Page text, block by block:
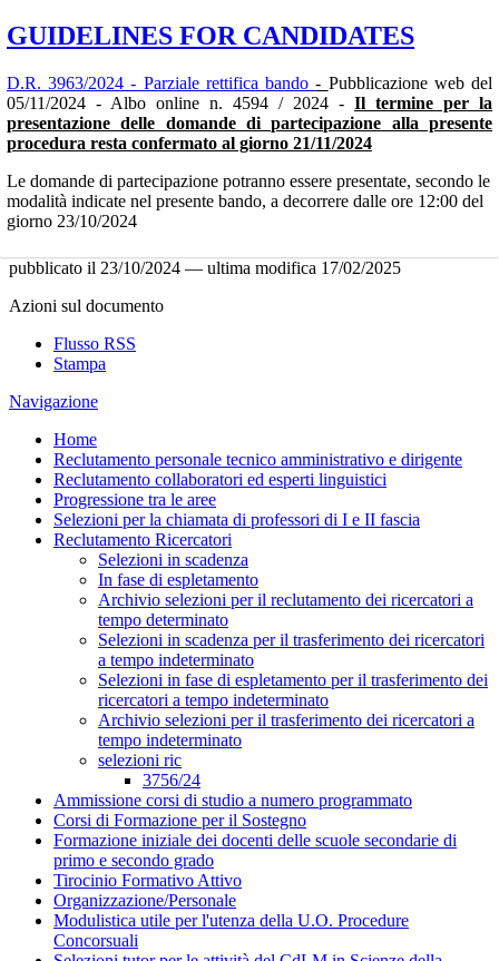
GUIDELINES FOR CANDIDATES
D.R. 3963/2024 - Parziale rettifica bando - Pubblicazione web del
05/11/2024 - Albo online n. 4594 / 2024 - Il termine per la
presentazione delle domande di partecipazione alla presente
procedura resta confermato al giorno 21/11/2024
Le domande di partecipazione potranno essere presentate, secondo le
modalità indicate nel presente bando, a decorrere dalle ore 12:00 del
giorno 23/10/2024
pubblicato il 23/10/2024 — ultima modifica 17/02/2025
Azioni sul documento
Flusso RSS
Stampa
Navigazione
Home
Reclutamento personale tecnico amministrativo e dirigente
Reclutamento collaboratori ed esperti linguistici
Progressione tra le aree
Selezioni per la chiamata di professori di I e II fascia
Reclutamento Ricercatori
Selezioni in scadenza
In fase di espletamento
Archivio selezioni per il reclutamento dei ricercatori a
tempo determinato
Selezioni in scadenza per il trasferimento dei ricercatori
a tempo indeterminato
Selezioni in fase di espletamento per il trasferimento dei
ricercatori a tempo indeterminato
Archivio selezioni per il trasferimento dei ricercatori a
tempo indeterminato
selezioni ric
3756/24
Ammissione corsi di studio a numero programmato
Corsi di Formazione per il Sostegno
Formazione iniziale dei docenti delle scuole secondarie di
primo e secondo grado
Tirocinio Formativo Attivo
Organizzazione/Personale
Modulistica utile per l'utenza della U.O. Procedure
Concorsuali